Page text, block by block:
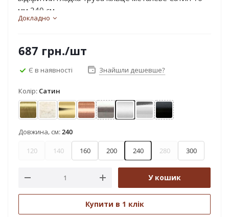
мм 240 см...
Докладно
687 грн./шт
Є в наявності Знайшли дешевше?
Колір: Сатин
АнтикБіле золото
ЗолотоМідьНержавіюча сталь
Сатин Хром Чорний оксамит
Довжина, см:240
120 140 160 200 240 280 300
У кошик
Купити в 1 клік